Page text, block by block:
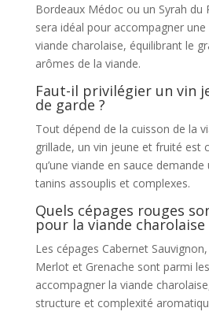
Bordeaux Médoc ou un Syrah du
sera idéal pour accompagner
viande charolaise, équilibrant le
arômes de la viande.
Faut-il privilégier un vin
de garde ?
Tout dépend de la cuisson de la
grillade, un vin jeune et fruité est
qu’une viande en sauce
tanins assouplis et complexes.
Quels cépages rouges
pour la viande charolaise
Les cépages Cabernet
Merlot et Grenache sont parmi
accompagner la viande
structure et complexité